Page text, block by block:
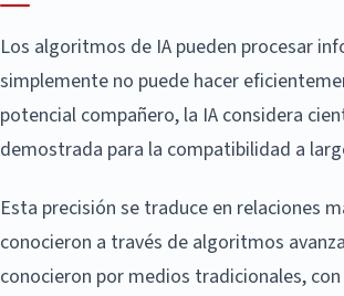
Los algoritmos de IA pueden procesar
simplemente no puede hacer
potencial compañero, la IA considera
demostrada para la compatibilidad a
Esta precisión se traduce en relaciones
conocieron a través de algoritmos
conocieron por medios tradicionales,